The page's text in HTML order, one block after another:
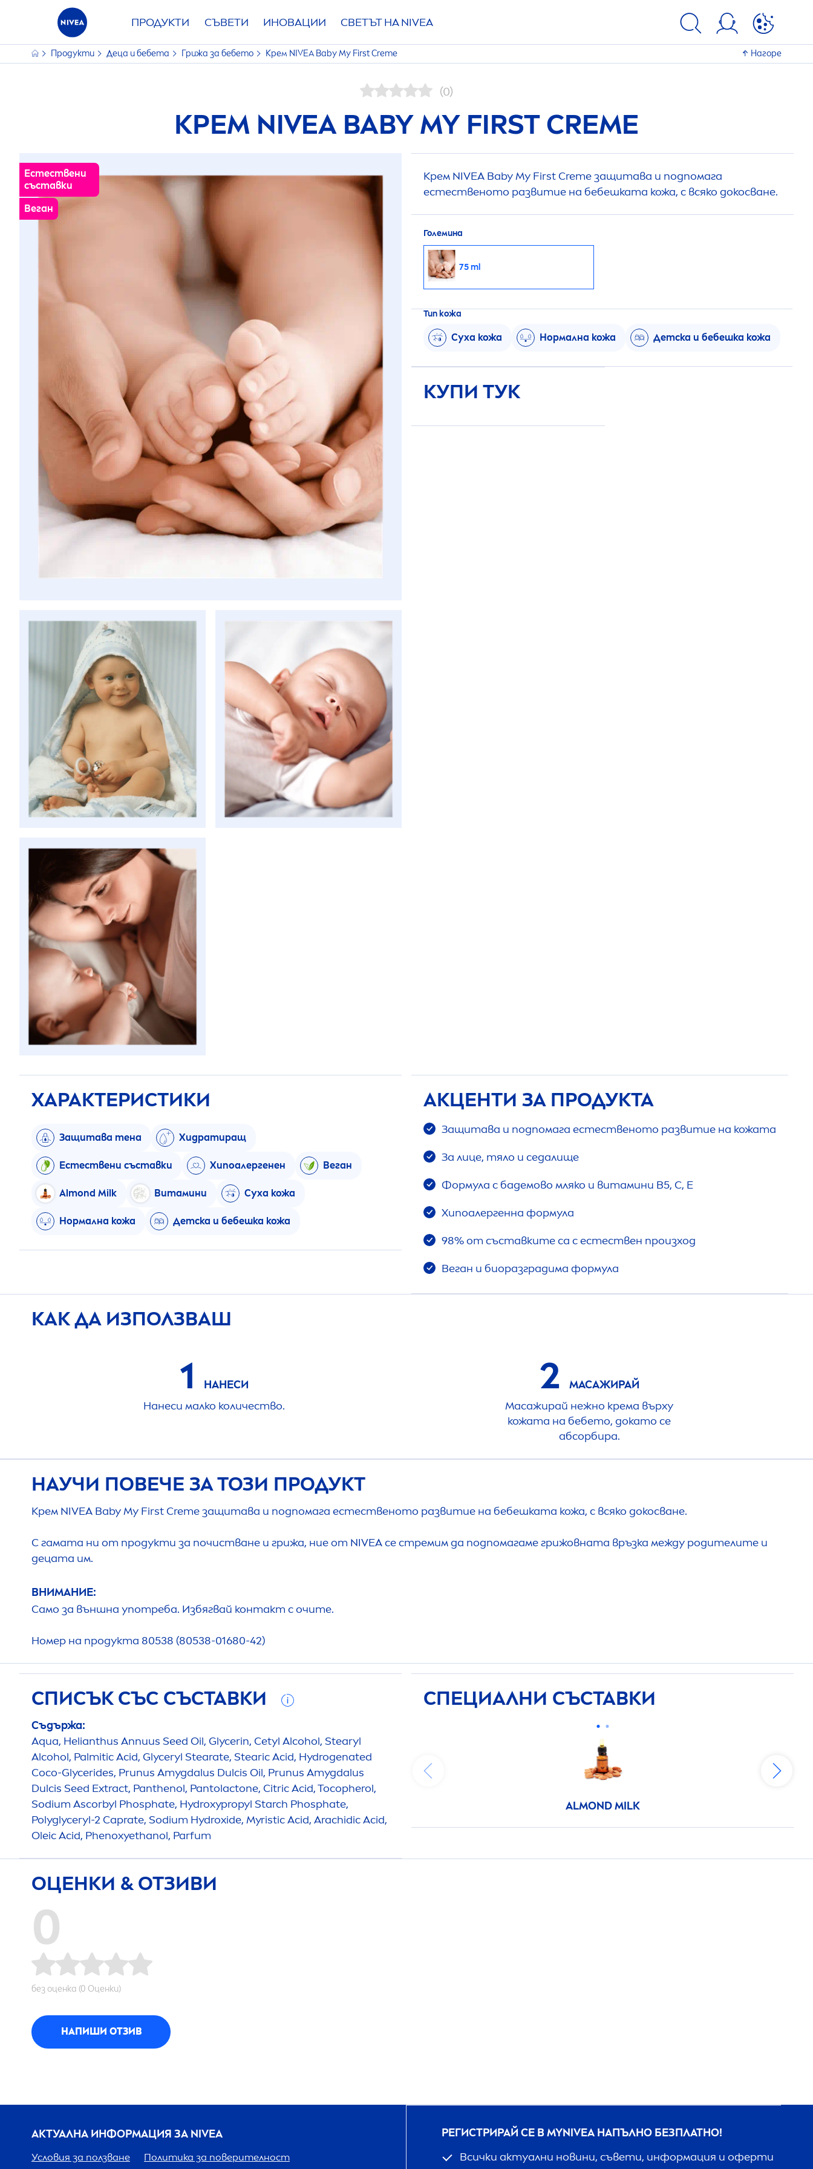
ПРОДУКТИ СЪВЕТИ ИНОВАЦИИ СВЕТЪТ НАNIVEA
Продукти Деца и бебета Грижа за бебето Крем NIVEABaby My FirstCreme Нагоре
(0)
КРЕМ NIVEABABY MY FIRST CREME
Естествени
съставки
Веган
Крем NIVEA Baby My First Cremeзащитава и подпомага
естественото развитие на бебешката кожа, с всяко докосване.
Големина
75 ml
Тип кожа
Суха кожа Нормална кожа Детска и бебешка кожа
КУПИ ТУК
ХАРАКТЕРИСТИКИ
Защитава тена Хидратиращ
Естествени съставки Хипоалергенен Веган
Almond Milk Витамини Суха кожа
Нормална кожа Детска и бебешка кожа
АКЦЕНТИ ЗА ПРОДУКТА
Защитава и подпомага естественото развитие на кожата
За лице, тяло и седалище
Формула с бадемово мляко и витамини B5, C, E
Хипоалергенна формула
98% от съставките са с естествен произход
Веган и биоразградима формула
КАК ДА ИЗПОЛЗВАШ
1
НАНЕСИ
Нанеси малко количество.
2
МАСАЖИРАЙ
Масажирай нежно крема върху
кожата на бебето, докато се
абсорбира.
НАУЧИ ПОВЕЧЕ ЗА ТОЗИ ПРОДУКТ
Крем NIVEA Baby My First Cremeзащитава и подпомага естественото развитие на бебешката кожа, с всяко докосване.
С гамата ни от продукти за почистване и грижа, ние от NIVEAсе стремим да подпомагаме грижовната връзка между родителите и
децата им.
ВНИМАНИЕ:
Само за външна употреба. Избягвай контакт с очите.
Номер на продукта 80538 (80538-01680-42)
СПИСЪК СЪС СЪСТАВКИ
Съдържа:
Aqua, Helianthus Annuus Seed Oil, Glycerin, Cetyl Alcohol, Stearyl
Alcohol, Palmitic Acid, Glyceryl Stearate, Stearic Acid, Hydrogenated
Coco-Glycerides, Prunus Amygdalus Dulcis Oil, Prunus Amygdalus
Dulcis Seed Extract, Panthenol, Pantolactone, Citric Acid, Tocopherol,
Sodium Ascorbyl Phosphate, Hydroxypropyl Starch Phosphate,
Polyglyceryl-2 Caprate, Sodium Hydroxide, Myristic Acid, Arachidic Acid,
Oleic Acid, Phenoxyethanol, Parfum
СПЕЦИАЛНИ СЪСТАВКИ
ALMOND MILK
ОЦЕНКИ & ОТЗИВИ
0
без оценка (0 Оценки)
НАПИШИ ОТЗИВ
АКТУАЛНА ИНФОРМАЦИЯ ЗА NIVEA
Условия за ползване Политика за поверителност
РЕГИСТРИРАЙ СЕ В MYNIVEA НАПЪЛНО БЕЗПЛАТНО!
Всички актуални новини, съвети, информация и оферти